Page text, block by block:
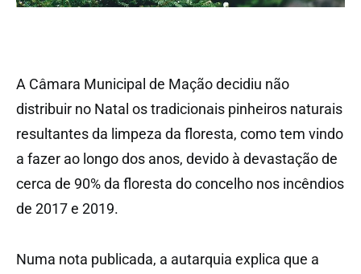
A Câmara Municipal de Mação decidiu não
distribuir no Natal os tradicionais pinheiros naturais
resultantes da limpeza da floresta, como tem vindo
a fazer ao longo dos anos, devido à devastação de
cerca de 90% da floresta do concelho nos incêndios
de 2017 e 2019.
Numa nota publicada, a autarquia explica que a